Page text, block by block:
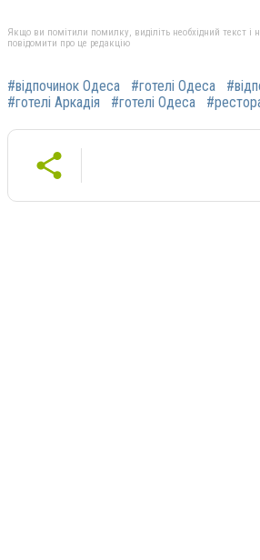
Якщо ви помітили помилку, виділіть необхідний текст і
повідомити про це редакцію
#відпочинок Одеса #готелі Одеса
#готелі Аркадія
#готелі Одеса